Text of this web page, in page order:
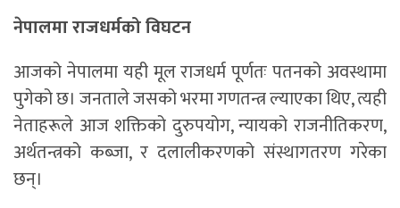
नेपालमा राजधर्मको विघटन
आजको नेपालमा यही मूल राजधर्म पूर्णतः पतनको अवस्थामा
पुगेको छ। जनताले जसको भरमा गणतन्त्र ल्याएका थिए, त्यही
नेताहरूले आज शक्तिको दुरुपयोग, न्यायको राजनीतिकरण,
अर्थतन्त्रको कब्जा, र दलालीकरणको संस्थागतरण गरेका
छन्।